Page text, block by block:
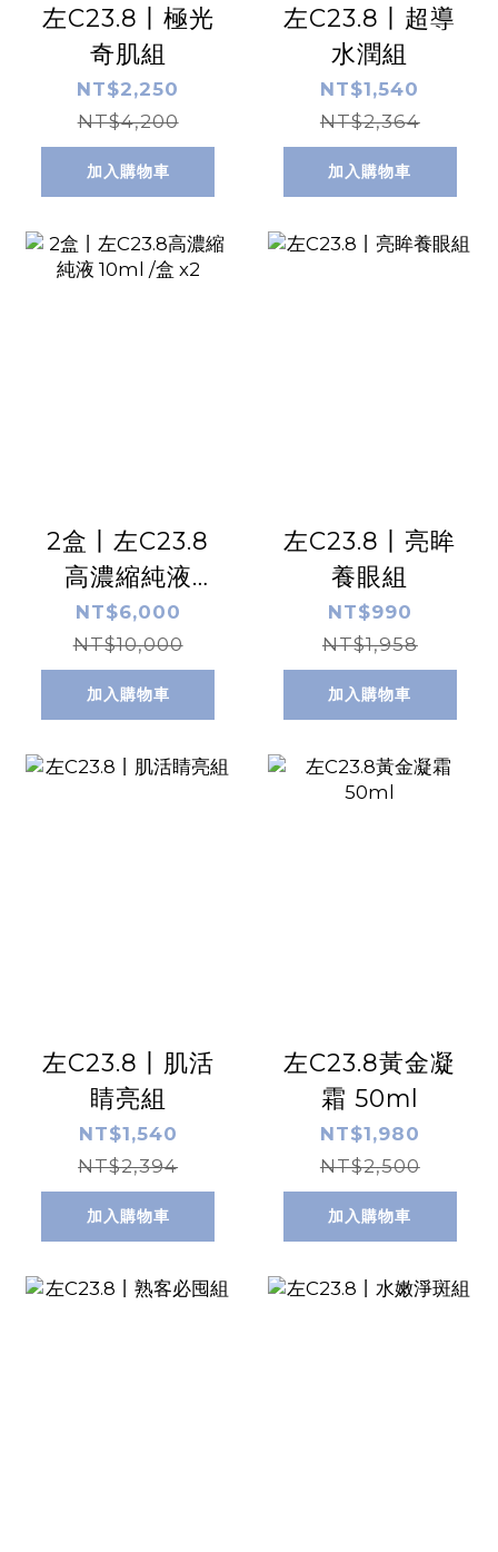
左C23.8丨極光
奇肌組
NT$2,250
NT$4,200
加入購物車
左C23.8丨超導
水潤組
NT$1,540
NT$2,364
加入購物車
2盒丨左C23.8
高濃縮純液
10ml /盒 x2
NT$6,000
NT$10,000
加入購物車
左C23.8丨亮眸
養眼組
NT$990
NT$1,958
加入購物車
左C23.8丨肌活
睛亮組
NT$1,540
NT$2,394
加入購物車
左C23.8黃金凝
霜 50ml
NT$1,980
NT$2,500
加入購物車